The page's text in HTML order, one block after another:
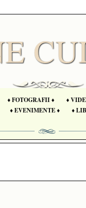
♦ FOTOGRAFII ♦ ♦
♦ EVENIMENTE ♦ ♦